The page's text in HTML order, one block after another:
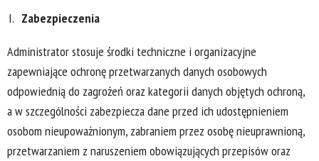
Zabezpieczenia
Administrator stosuje środki techniczne i organizacyjne
zapewniające ochronę przetwarzanych danych osobowych
odpowiednią do zagrożeń oraz kategorii danych objętych ochroną,
a w szczególności zabezpiecza dane przed ich udostępnieniem
osobom nieupoważnionym, zabraniem przez osobę nieuprawnioną,
przetwarzaniem z naruszeniem obowiązujących przepisów oraz